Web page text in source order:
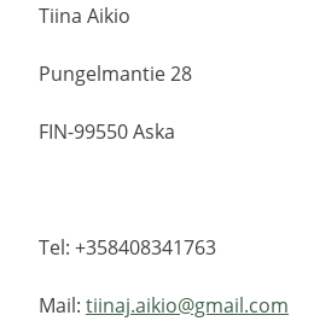
Tiina Aikio
Pungelmantie 28
FIN-99550 Aska
Tel: +358408341763
Mail: tiinaj.aikio@gmail.com